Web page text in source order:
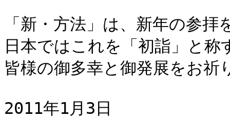
「新・方法」は、新年の参拝
日本ではこれを「初詣」と称
皆様の御多幸と御発展をお祈
2011年1月3日